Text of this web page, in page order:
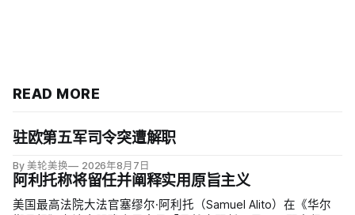
READ MORE
驻欧第五军司令突遭解职
By 美轮美换 2026年8月7日
阿利托称将留任并阐释实用原旨主义
美国最高法院大法官塞缪尔·阿利托（Samuel Alito）在《华尔